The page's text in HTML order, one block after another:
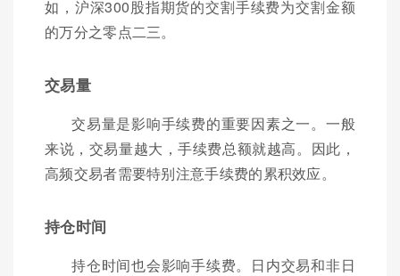
如，沪深300股指期货的交割手续费为交割金额
的万分之零点二三。
交易量
交易量是影响手续费的重要因素之一。一般
来说，交易量越大，手续费总额就越高。因此，
高频交易者需要特别注意手续费的累积效应。
持仓时间
持仓时间也会影响手续费。日内交易和非日